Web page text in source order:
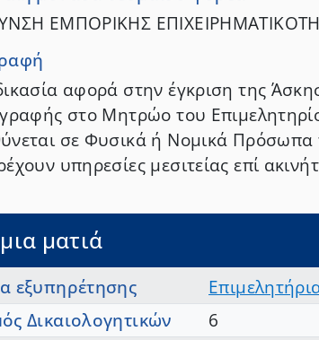
ΕΜΠΟΡΙΚΗΣ
αφορά στην έγκριση της
στο Μητρώο του
σε Φυσικά ή Νομικά Πρόσωπα
υπηρεσίες μεσιτείας επί
ματιά
εξυπηρέτησης
Δικαιολογητικών
6